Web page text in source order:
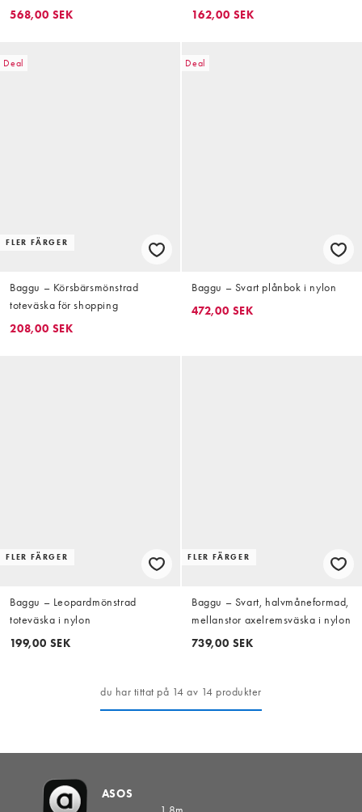
necessärer, 3-pack
568,00 SEK
162,00 SEK
Deal
FLER FÄRGER
Baggu – Körsbärsmönstrad
toteväska för shopping
208,00 SEK
Deal
Baggu – Svart plånbok i nylon
472,00 SEK
FLER FÄRGER
Baggu – Leopardmönstrad
toteväska i nylon
199,00 SEK
FLER FÄRGER
Baggu – Svart, halvmåneformad,
mellanstor axelremsväska i nylon
739,00 SEK
du har tittat på 14 av 14 produkter
ASOS